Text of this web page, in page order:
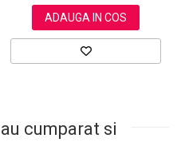
ADAUGA IN COS
cumparat si